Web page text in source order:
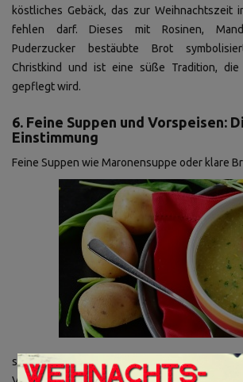
köstliches Gebäck, das zur Weihnachtszeit
fehlen darf. Dieses mit Rosinen,
Puderzucker bestäubte Brot
Christkind und ist eine süße Tradition, die
gepflegt wird.
6. Feine Suppen und Vorspeisen:
Einstimmung
Feine Suppen wie Maronensuppe oder klare
sorgen für eine festliche Einstimmung auf